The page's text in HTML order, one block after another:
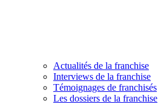
Actualités de la franchise
Interviews de la franchise
Témoignages de franchisés
Les dossiers de la franchise